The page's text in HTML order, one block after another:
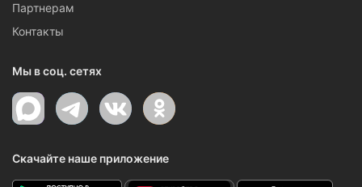
Партнерам
Контакты
Мы в соц. сетях
Скачайте наше приложение